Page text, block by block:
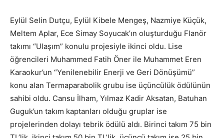
Eylül Selin Dutçu, Eylül Kibele Mengeş, Nazmiye Küçük,
Meltem Aplar, Ece Simay Soyucak’ın oluşturduğu Flanör
takımı “Ulaşım” konulu projesiyle ikinci oldu. Lise
öğrencileri Muhammed Fatih Öner ile Muhammet Eren
Karaokur’un “Yenilenebilir Enerji ve Geri Dönüşümü”
konu alan Termaparabolik grubu ise üçüncülük ödülünün
sahibi oldu. Cansu İlham, Yılmaz Kadir Aksatan, Batuhan
Guguk’un takım kaptanları olduğu gruplar ise
projelerinden dolayı tebrik ödülü aldı. Birinci takım 75 bin